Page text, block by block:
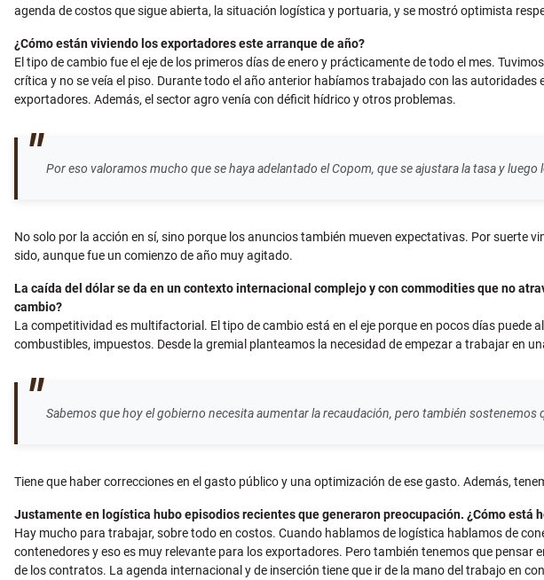
agenda de costos que sigue abierta, la situación logística y portuaria, y se mostró optimista
¿Cómo están viviendo los exportadores este arranque de año?
El tipo de cambio fue el eje de los primeros días de enero y prácticamente de todo el mes.
crítica y no se veía el piso. Durante todo el año anterior habíamos trabajado con las
exportadores. Además, el sector agro venía con déficit hídrico y otros problemas.
Por eso valoramos mucho que se haya adelantado el Copom, que se ajustara la tasa y
No solo por la acción en sí, sino porque los anuncios también mueven expectativas. Por suerte
sido, aunque fue un comienzo de año muy agitado.
La caída del dólar se da en un contexto internacional complejo y con commodities que no
cambio?
La competitividad es multifactorial. El tipo de cambio está en el eje porque en pocos días
combustibles, impuestos. Desde la gremial planteamos la necesidad de empezar a trabajar en
Sabemos que hoy el gobierno necesita aumentar la recaudación, pero también sostenemos
Tiene que haber correcciones en el gasto público y una optimización de ese gasto. Además,
Justamente en logística hubo episodios recientes que generaron preocupación. ¿Cómo está
Hay mucho para trabajar, sobre todo en costos. Cuando hablamos de logística hablamos de
contenedores y eso es muy relevante para los exportadores. Pero también tenemos que
de los contratos. La agenda internacional y de inserción tiene que ir de la mano del trabajo en